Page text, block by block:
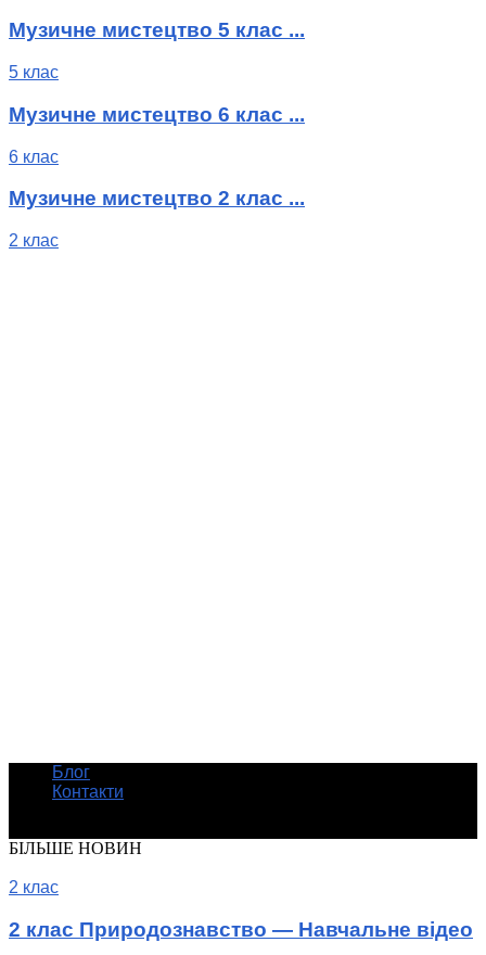
Музичне мистецтво 5 клас ...
5 клас
Музичне мистецтво 6 клас ...
6 клас
Музичне мистецтво 2 клас ...
2 клас
Блог
Контакти
БІЛЬШЕ НОВИН
2 клас
2 клас Природознавство — Навчальне відео